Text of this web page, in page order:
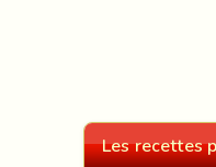
Les recettes